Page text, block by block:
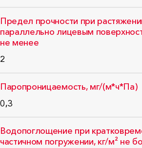
Предел прочности при
параллельно лицевым
не менее
2
Паропроницаемость, мг/(м*ч*Па)
0,3
Водопоглощение при
частичном погружении, кг/м² не